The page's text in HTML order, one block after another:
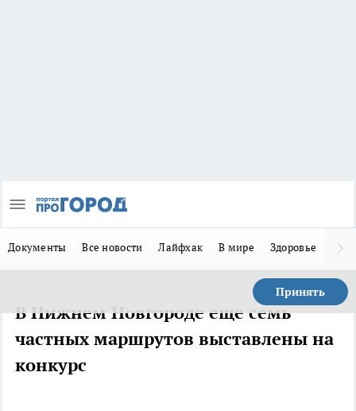
Документы Все новости Лайфхак В мире Здоровье
Принять
В Нижнем Новгороде еще семь
частных маршрутов выставлены на
конкурс